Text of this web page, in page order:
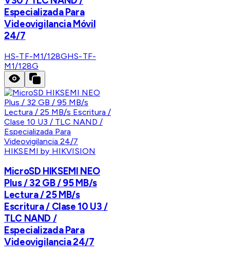
Especializada Para
Videovigilancia Móvil
24/7
HS-TF-M1/128GHS-TF-
M1/128G
HIKSEMI by HIKVISION
MicroSD HIKSEMI NEO
Plus / 32 GB / 95 MB/s
Lectura / 25 MB/s
Escritura / Clase 10 U3 /
TLC NAND /
Especializada Para
Videovigilancia 24/7